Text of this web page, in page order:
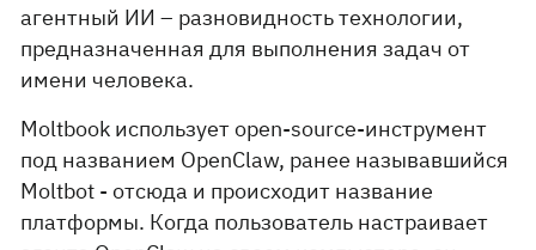
агентный ИИ – разновидность технологии,
предназначенная для выполнения задач от
имени человека.
Moltbook использует open-source-инструмент
под названием OpenClaw, ранее называвшийся
Moltbot - отсюда и происходит название
платформы. Когда пользователь настраивает